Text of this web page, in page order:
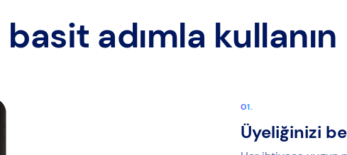
basit adımla kullanın
Üyeliğinizi